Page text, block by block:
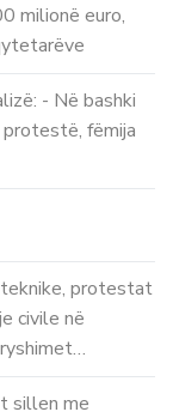
milionë euro,
- Në bashki
fëmija
protestat
civile në
sillen me